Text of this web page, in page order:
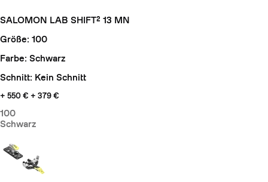
SALOMON LAB SHIFT² 13 MN
Größe: 100
Farbe: Schwarz
Schnitt: Kein Schnitt
+ 550 € + 379 €
100
Schwarz